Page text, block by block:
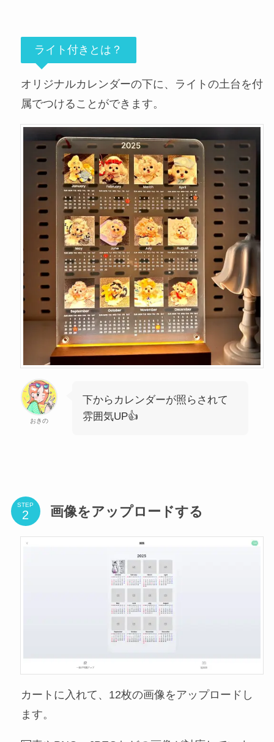
ライト付きとは？
オリジナルカレンダーの下に、ライトの土台を付
属でつけることができます。
おきの
下からカレンダーが照らされて
雰囲気UP👍
STEP 画像をアップロードする
カートに入れて、12枚の画像をアップロードし
ます。